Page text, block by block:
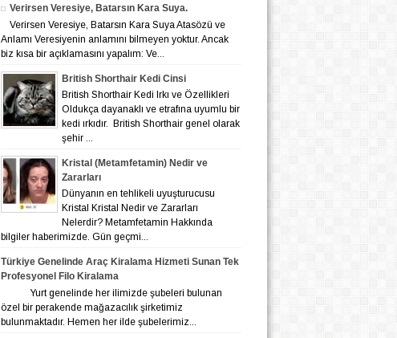
Verirsen Veresiye, Batarsın Kara Suya.
Verirsen Veresiye, Batarsın Kara Suya Atasözü ve
Anlamı Veresiyenin anlamını bilmeyen yoktur. Ancak
biz kısa bir açıklamasını yapalım: Ve...
British Shorthair Kedi Cinsi
British Shorthair Kedi Irkı ve Özellikleri
Oldukça dayanaklı ve etrafına uyumlu bir
kedi ırkıdır. British Shorthair genel olarak
şehir ...
Kristal (Metamfetamin) Nedir ve
Zararları
Dünyanın en tehlikeli uyuşturucusu
Kristal Kristal Nedir ve Zararları
Nelerdir? Metamfetamin Hakkında
bilgiler haberimizde. Gün geçmi...
Türkiye Genelinde Araç Kiralama Hizmeti Sunan Tek
Profesyonel Filo Kiralama
Yurt genelinde her ilimizde şubeleri bulunan
özel bir perakende mağazacılık şirketimiz
bulunmaktadır. Hemen her ilde şubelerimiz...